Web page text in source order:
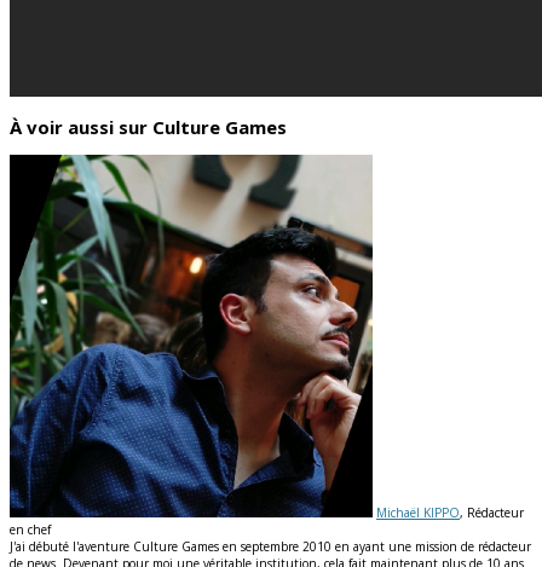
À voir aussi sur Culture Games
Michaël KIPPO, Rédacteur
en chef
J'ai débuté l'aventure Culture Games en septembre 2010 en ayant une mission de rédacteur
de news. Devenant pour moi une véritable institution, cela fait maintenant plus de 10 ans